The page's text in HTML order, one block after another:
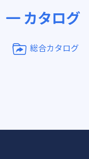
カタログ
総合カタログ